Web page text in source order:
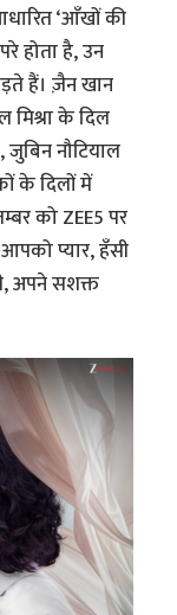
‘आँखों की
होता है, उन
हैं। ज़ैन खान
मिश्रा के दिल
नौटियाल
के दिलों में
को ZEE5 पर
प्यार, हँसी
अपने सशक्त